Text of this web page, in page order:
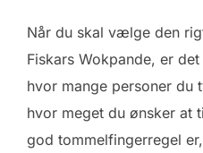
Når du skal vælge den
Fiskars Wokpande, er
hvor mange personer du
hvor meget du ønsker at
god tommelfingerregel